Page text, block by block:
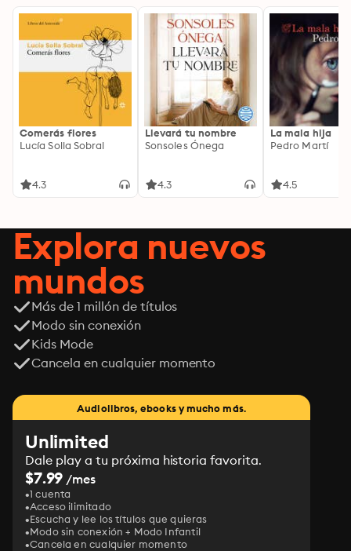
Comerás flores
Lucía Solla Sobral
4.3
Llevará tu nombre
Sonsoles Ónega
4.3
La mala hija
Pedro Martí
4.5
Explora nuevos
mundos
Más de 1 millón de títulos
Modo sin conexión
Kids Mode
Cancela en cualquier momento
Audiolibros, ebooks y mucho más.
Unlimited
Dale play a tu próxima historia favorita.
$7.99 /mes
1 cuenta
Acceso ilimitado
Escucha y lee los títulos que quieras
Modo sin conexión + Modo Infantil
Cancela en cualquier momento